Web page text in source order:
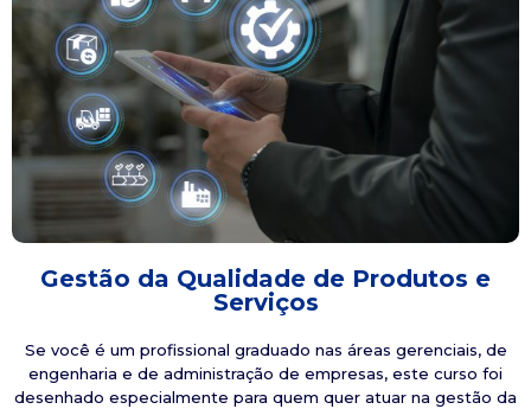
Gestão da Qualidade de Produtos e
Serviços
Se você é um profissional graduado nas áreas gerenciais, de
engenharia e de administração de empresas, este curso foi
desenhado especialmente para quem quer atuar na gestão da